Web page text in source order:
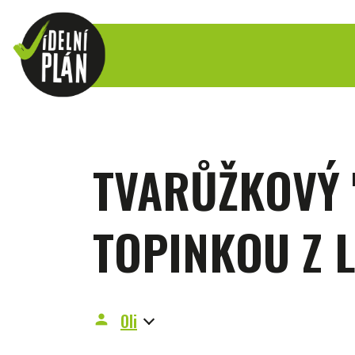
TOPINKOU Z
person Oli